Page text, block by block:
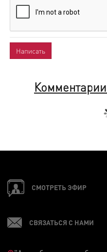
СМОТРЕТЬ ЭФИР
СВЯЗАТЬСЯ С НАМИ